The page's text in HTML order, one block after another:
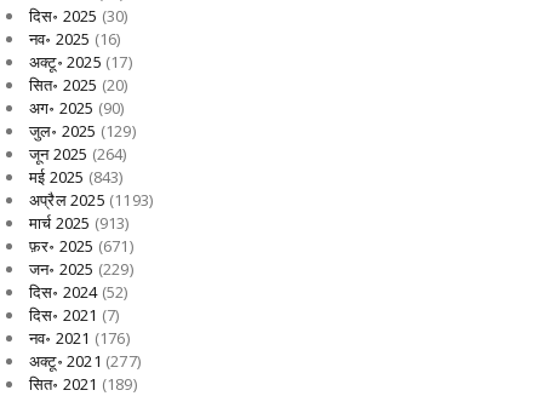
दिस॰ 2025 (30)
नव॰ 2025 (16)
अक्टू॰ 2025 (17)
सित॰ 2025 (20)
अग॰ 2025 (90)
जुल॰ 2025 (129)
जून 2025 (264)
मई 2025 (843)
अप्रैल 2025 (1193)
मार्च 2025 (913)
फ़र॰ 2025 (671)
जन॰ 2025 (229)
दिस॰ 2024(52)
दिस॰ 2021 (7)
नव॰ 2021 (176)
अक्टू॰ 2021 (277)
सित॰ 2021 (189)